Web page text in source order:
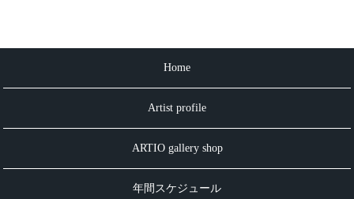
Home
Artist profile
ARTIO gallery shop
年間スケジュール